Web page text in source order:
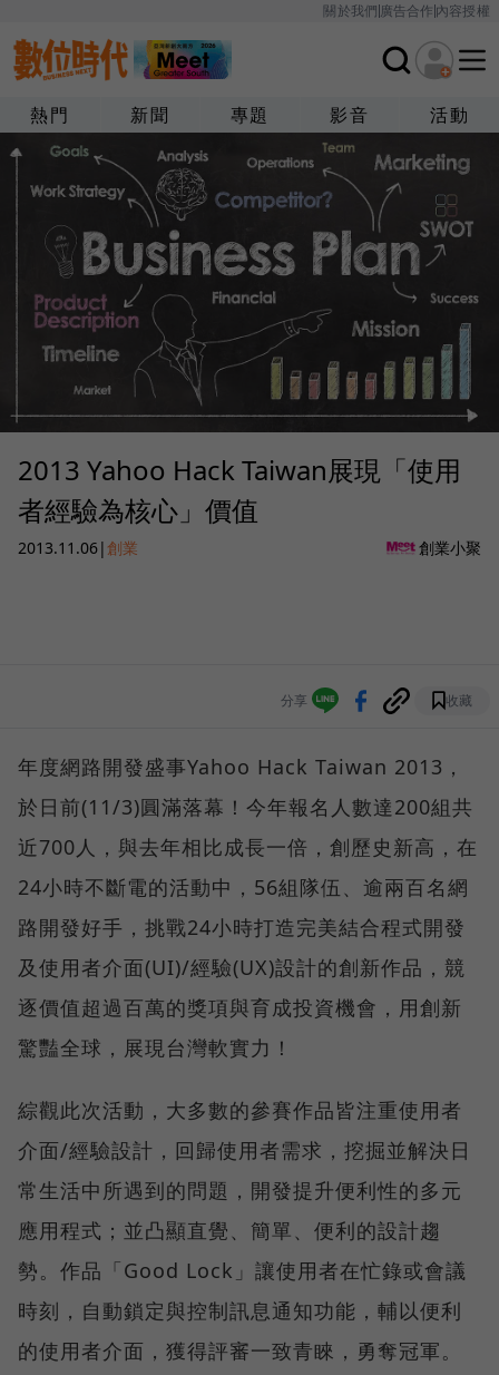
關於我們廣告合作內容授權
熱門 新聞 專題 影音 活動
2013 Yahoo Hack Taiwan展現「使用
者經驗為核心」價值
2013.11.06|創業 創業小聚
分享 收藏
年度網路開發盛事Yahoo Hack Taiwan 2013，
於日前(11/3)圓滿落幕！今年報名人數達200組共
近700人，與去年相比成長一倍，創歷史新高，在
24小時不斷電的活動中，56組隊伍、逾兩百名網
路開發好手，挑戰24小時打造完美結合程式開發
及使用者介面(UI)/經驗(UX)設計的創新作品，競
逐價值超過百萬的獎項與育成投資機會，用創新
驚豔全球，展現台灣軟實力！
綜觀此次活動，大多數的參賽作品皆注重使用者
介面/經驗設計，回歸使用者需求，挖掘並解決日
常生活中所遇到的問題，開發提升便利性的多元
應用程式；並凸顯直覺、簡單、便利的設計趨
勢。作品「Good Lock」讓使用者在忙錄或會議
時刻，自動鎖定與控制訊息通知功能，輔以便利
的使用者介面，獲得評審一致青睞，勇奪冠軍。